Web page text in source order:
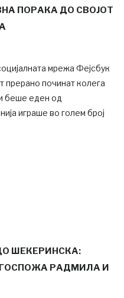
ПОРАКА ДО СВОЈОТ
мрежа Фејсбук
прерано починат колега
беше еден од
играше во голем број
ШЕКЕРИНСКА:
РАДМИЛА И